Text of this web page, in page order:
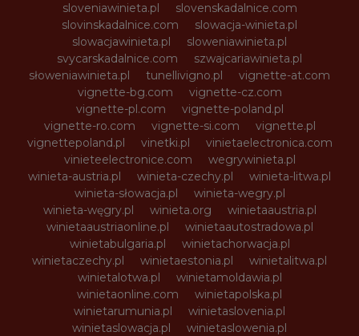
sloveniawinieta.pl
slovenskadalnice.com
slovinskadalnice.com
slowacja-winieta.pl
slowacjawinieta.pl
sloweniawinieta.pl
svycarskadalnice.com
szwajcariawinieta.pl
słoweniawinieta.pl
tunellivigno.pl
vignette-at.com
vignette-bg.com
vignette-cz.com
vignette-pl.com
vignette-poland.pl
vignette-ro.com
vignette-si.com
vignette.pl
vignettepoland.pl
vinetki.pl
vinietaelectronica.com
vinieteelectronice.com
wegrywinieta.pl
winieta-austria.pl
winieta-czechy.pl
winieta-litwa.pl
winieta-słowacja.pl
winieta-wegry.pl
winieta-węgry.pl
winieta.org
winietaaustria.pl
winietaaustriaonline.pl
winietaautostradowa.pl
winietabulgaria.pl
winietachorwacja.pl
winietaczechy.pl
winietaestonia.pl
winietalitwa.pl
winietalotwa.pl
winietamoldawia.pl
winietaonline.com
winietapolska.pl
winietarumunia.pl
winietaslovenia.pl
winietaslowacja.pl
winietaslowenia.pl